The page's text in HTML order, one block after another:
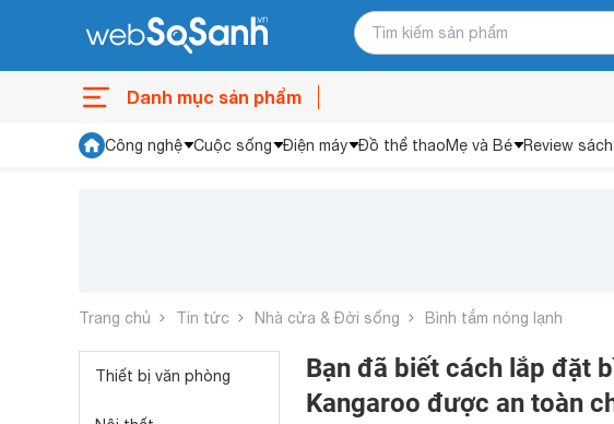
Danh mục sản phẩm
Công nghệ Cuộc sống Điện máy Đồ thể thaoMẹ và Bé Review sách
Trang chủ Tin tức Nhà cửa & Đời sống Bình tắm nóng lạnh
Thiết bị văn phòng
Bạn đã biết cách lắp đặt
Kangaroo được an toàn